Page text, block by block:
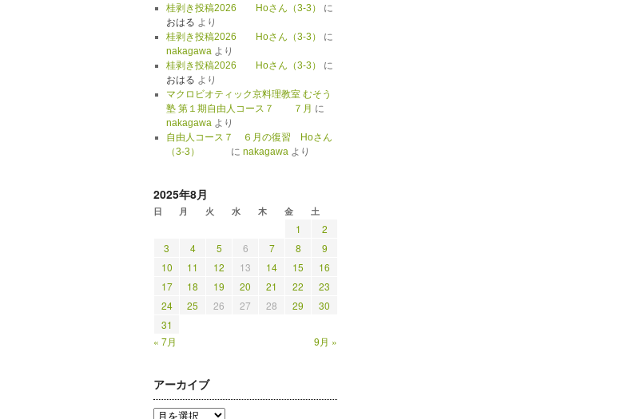
桂剥き投稿2026 Hoさん（3-3）
に
おはる より
桂剥き投稿2026 Hoさん（3-3）
に
nakagawaより
桂剥き投稿2026 Hoさん（3-3）
に
おはる より
マクロビオティック京料理教室 むそう
塾 第１期自由人コース７ ７月 に
nakagawaより
自由人コース７ ６月の復習 Hoさん
（3-3）
に nakagawaより
2025年8月
日 月 火 水 木 金 土
1
2
3
4 5 6 7 8
9
10
11 12 13 14 15
16
17
18 19 20 21 22
23
24
25 26 27 28 29
30
31
« 7月
9月 »
アーカイブ
ア